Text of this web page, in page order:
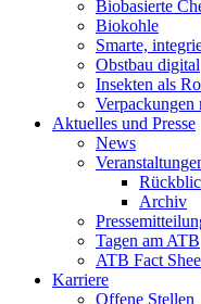
Biobasierte
Biokohle
Smarte,
Obstbau digital
Insekten als
Verpackungen
Aktuelles und Presse
News
Archiv
Tagen am ATB
ATB Fact
Karriere
Offene Stellen